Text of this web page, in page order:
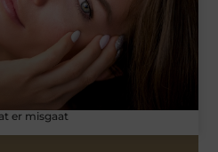
er misgaat